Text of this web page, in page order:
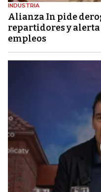
INDUSTRIA
Alianza In pide
repartidores y
empleos